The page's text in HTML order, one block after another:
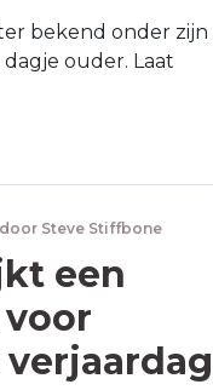
bekend onder zijn
ouder. Laat
door Steve Stiffbone
een